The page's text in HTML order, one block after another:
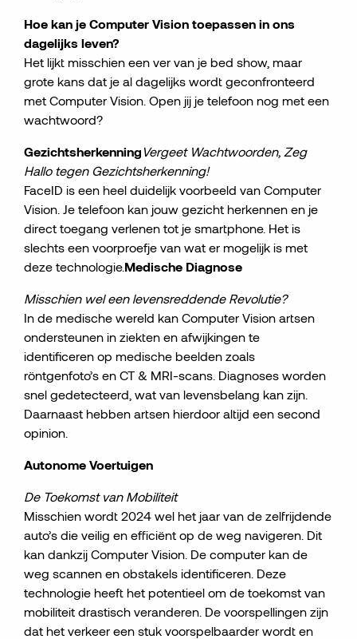
Hoe kan je Computer Vision toepassen in ons
dagelijks leven?
Het lijkt misschien een ver van je bed show, maar
grote kans dat je al dagelijks wordt geconfronteerd
met Computer Vision. Open jij je telefoon nog met een
wachtwoord?
Gezichtsherkenning Vergeet Wachtwoorden, Zeg
Hallo tegen Gezichtsherkenning!
FaceID is een heel duidelijk voorbeeld van Computer
Vision. Je telefoon kan jouw gezicht herkennen en je
direct toegang verlenen tot je smartphone. Het is
slechts een voorproefje van wat er mogelijk is met
deze technologie.Medische Diagnose
Misschien wel een levensreddende Revolutie?
In de medische wereld kan Computer Vision artsen
ondersteunen in ziekten en afwijkingen te
identificeren op medische beelden zoals
röntgenfoto’s en CT & MRI-scans. Diagnoses worden
snel gedetecteerd, wat van levensbelang kan zijn.
Daarnaast hebben artsen hierdoor altijd een second
opinion.
Autonome Voertuigen
De Toekomst van Mobiliteit
Misschien wordt 2024 wel het jaar van de zelfrijdende
auto’s die veilig en efficiënt op de weg navigeren. Dit
kan dankzij Computer Vision. De computer kan de
weg scannen en obstakels identificeren. Deze
technologie heeft het potentieel om de toekomst van
mobiliteit drastisch veranderen. De voorspellingen zijn
dat het verkeer een stuk voorspelbaarder wordt en